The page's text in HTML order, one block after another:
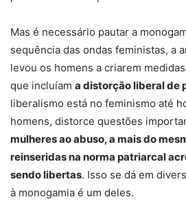
Mas é necessário pautar a
sequência das ondas feministas, a
levou os homens a criarem
que incluíam a distorção liberal de
liberalismo está no feminismo até
homens, distorce questões
mulheres ao abuso, a mais do
reinseridas na norma patriarcal
sendo libertas. Isso se dá em
à monogamia é um deles.